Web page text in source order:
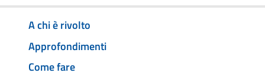
A chi è rivolto
Approfondimenti
Come fare